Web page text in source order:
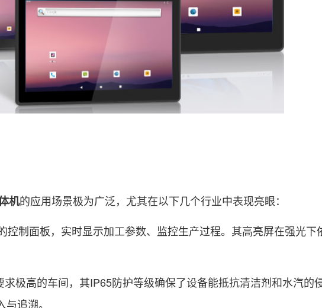
机的应用场景极为广泛，尤其在以下几个行业中表现亮眼：
控制面板，实时显示加工参数、监控生产过程。其高亮屏在强光下
求极高的车间，其IP65防护等级确保了设备能抵抗清洁剂和水汽的
追溯。